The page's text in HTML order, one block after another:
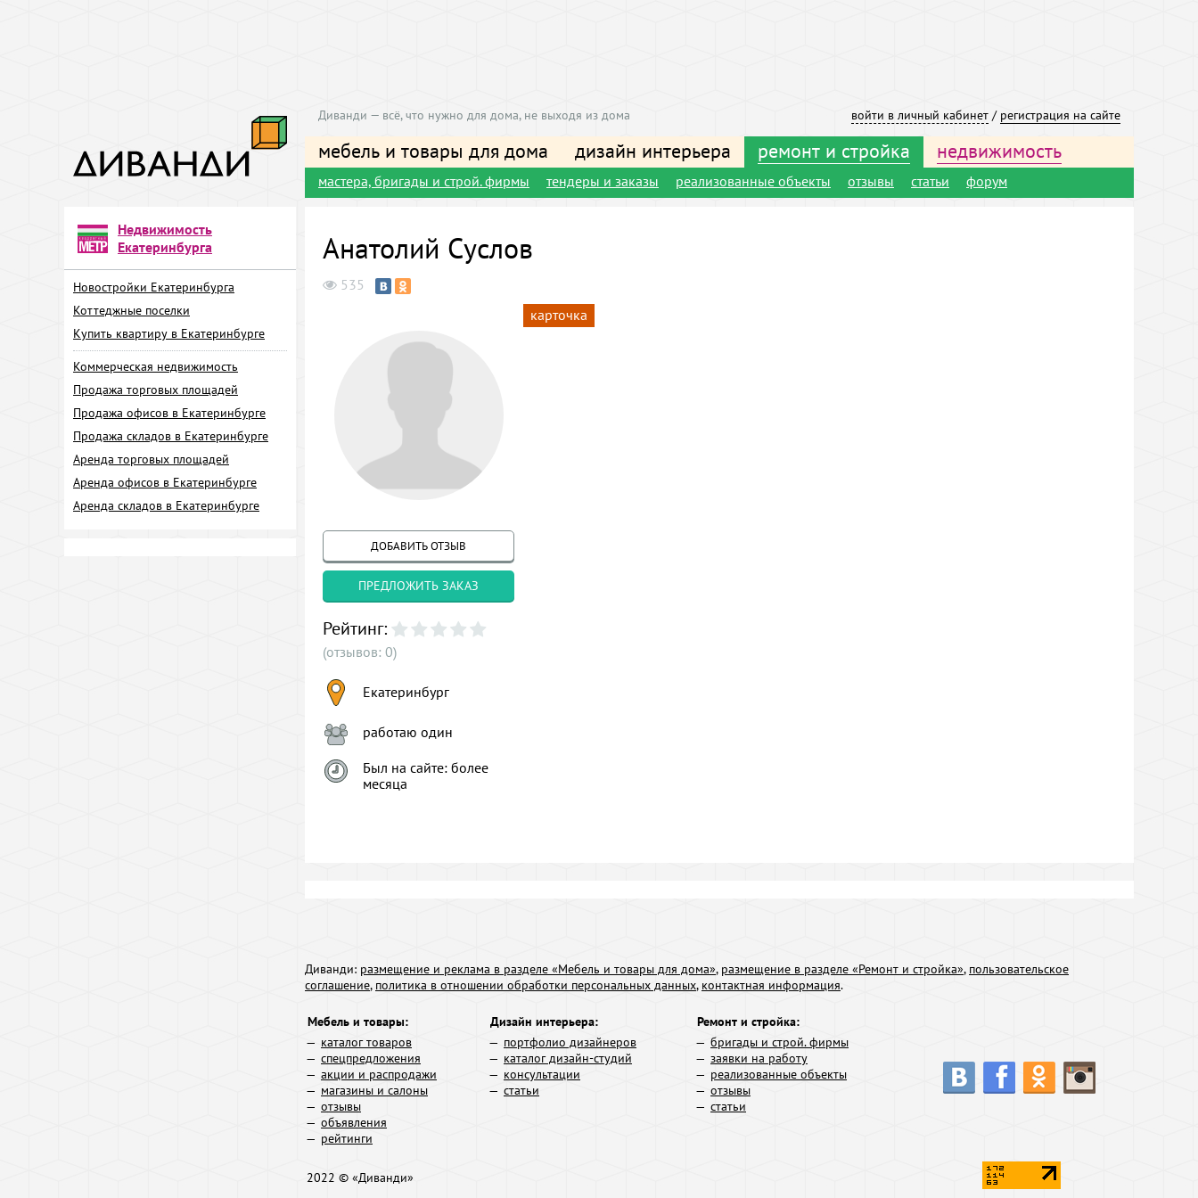
войти в личный кабинет / регистрация на сайте
Диванди — всё, что нужно для дома, не выходя из дома
мебель и товары для дома дизайн интерьера ремонт и стройка недвижимость
мастера, бригады и строй. фирмы тендеры и заказы реализованные объекты отзывы статьи форум
Недвижимость
Екатеринбурга
Новостройки Екатеринбурга
Коттеджные поселки
Купить квартиру в Екатеринбурге
Коммерческая недвижимость
Продажа торговых площадей
Продажа офисов в Екатеринбурге
Продажа складов в Екатеринбурге
Аренда торговых площадей
Аренда офисов в Екатеринбурге
Аренда складов в Екатеринбурге
Анатолий Суслов
535
ДОБАВИТЬ ОТЗЫВ
ПРЕДЛОЖИТЬ ЗАКАЗ
Рейтинг:
(отзывов: 0)
Екатеринбург
работаю один
Был на сайте: более
месяца
карточка
Диванди: размещение и реклама в разделе «Мебель и товары для дома», размещение в разделе «Ремонт и стройка», пользовательское
соглашение, политика в отношении обработки персональных данных, контактная информация.
Мебель и товары:
каталог товаров
спецпредложения
акции и распродажи
магазины и салоны
отзывы
объявления
рейтинги
Дизайн интерьера:
портфолио дизайнеров
каталог дизайн-студий
консультации
статьи
Ремонт и стройка:
бригады и строй. фирмы
заявки на работу
реализованные объекты
отзывы
статьи
2022 © «Диванди»